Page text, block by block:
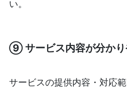
い。
⑨ サービス内容が分かり
サービスの提供内容・対応範